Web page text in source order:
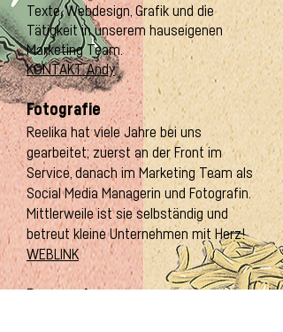
Texte, Webdesign, Grafik und die
Tätigkeit in unserem hauseigenen
Marketing Team.
KONTAKT Andy
Fotografie
Reelika hat viele Jahre bei uns
gearbeitet; zuerst an der Front im
Service, danach im Marketing Team als
Social Media Managerin und Fotografin.
Mittlerweile ist sie selbständig und
betreut kleine Unternehmen mit Herz!
WEBLINK